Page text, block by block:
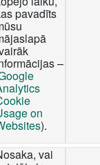
pavadīts
–
on
).
vai